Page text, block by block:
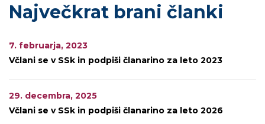
Največkrat brani članki
7. februarja, 2023
Včlani se v SSk in podpiši članarino za leto 2023
29. decembra, 2025
Včlani se v SSk in podpiši članarino za leto 2026